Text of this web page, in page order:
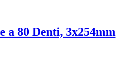
a 80 Denti, 3x254mm